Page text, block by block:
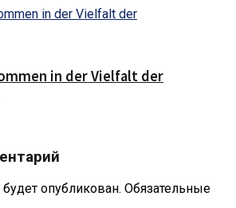
in der Vielfalt der
опубликован. Обязательные